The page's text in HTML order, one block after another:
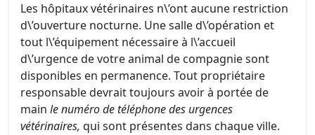
Les hôpitaux vétérinaires n\’ont aucune restriction
d\’ouverture nocturne. Une salle d\’opération et
tout l\’équipement nécessaire à l\’accueil
d\’urgence de votre animal de compagnie sont
disponibles en permanence. Tout propriétaire
responsable devrait toujours avoir à portée de
main le numéro de téléphone des urgences
vétérinaires, qui sont présentes dans chaque ville.